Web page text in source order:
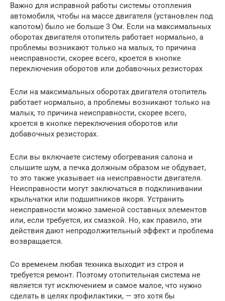
Важно для исправной работы системы отопления
автомобиля, чтобы на массе двигателя (установлен под
капотом) было не больше 3 Ом. Если на максимальных
оборотах двигателя отопитель работает нормально, а
проблемы возникают только на малых, то причина
неисправности, скорее всего, кроется в кнопке
переключения оборотов или добавочных резисторах
Если на максимальных оборотах двигателя отопитель
работает нормально, а проблемы возникают только на
малых, то причина неисправности, скорее всего,
кроется в кнопке переключения оборотов или
добавочных резисторах.
Если вы включаете систему обогревания салона и
слышите шум, а печка должным образом не обдувает,
то это также указывает на неисправности двигателя.
Неисправности могут заключаться в подклинивании
крыльчатки или подшипников якоря. Устранить
неисправности можно заменой составных элементов
или, если требуется, их смазкой. Но, как правило, эти
действия дают непродолжительный эффект и проблема
возвращается.
Со временем любая техника выходит из строя и
требуется ремонт. Поэтому отопительная система не
является тут исключением и самое малое, что нужно
сделать в целях профилактики, — это хотя бы